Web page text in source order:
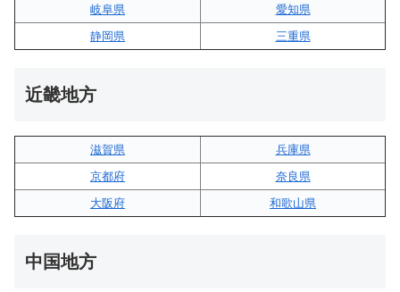
岐阜県
愛知県
静岡県
三重県
近畿地方
滋賀県
兵庫県
京都府
奈良県
大阪府
和歌山県
中国地方